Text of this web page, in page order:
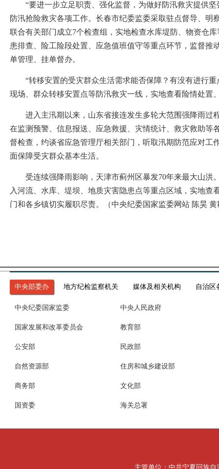
“要进一步立足职责、强化监督，为做好防汛救灾提供坚
防汛抢险救灾各项工作。长春市纪委监委采取驻点督导、
联合有关部门成立7个检查组，实地检查水库堤防、物资仓
患排查、险工险段处置、应急值班值守等重点环节，监督
单管理、挂单督办。
“转移安置的受灾群众生活需求能否保障？有没有进行重
现场、群众转移安置点等防汛救灾一线，实地查看险情处
进入主汛期以来，山东省接连发生多轮大范围强降雨过
在监测预警、信息报送、应急救援、灾情统计、救灾救助
督检查，约谈省应急管理厅相关部门，听取汛期防范应对
面保障受灾群众基本生活。
受连续强降雨影响，天津市蓟州区暴发70年来最大山洪
入河流、水库、堤坝、地质灾害隐患点等重点区域，实地
门和各乡镇切实履职尽责。（中央纪委国家监委网站 陈昊 黄
中央部委办 地方纪检监察机关 媒体及相关机构 自治区
中央纪委国家监委 中央人民政府
国家发展和改革委员会 教育部
公安部 民政部
自然资源部 住房和城乡建设部
商务部 文化部
国资委 海关总署
主管单位：中共宁夏回族自